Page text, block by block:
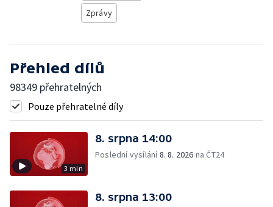
Zprávy
Přehled dílů
98349 přehratelných
Pouze přehratelné díly
3 min
8. srpna 14:00
Poslední vysílání8. 8. 2026 na ČT24
8. srpna 13:00